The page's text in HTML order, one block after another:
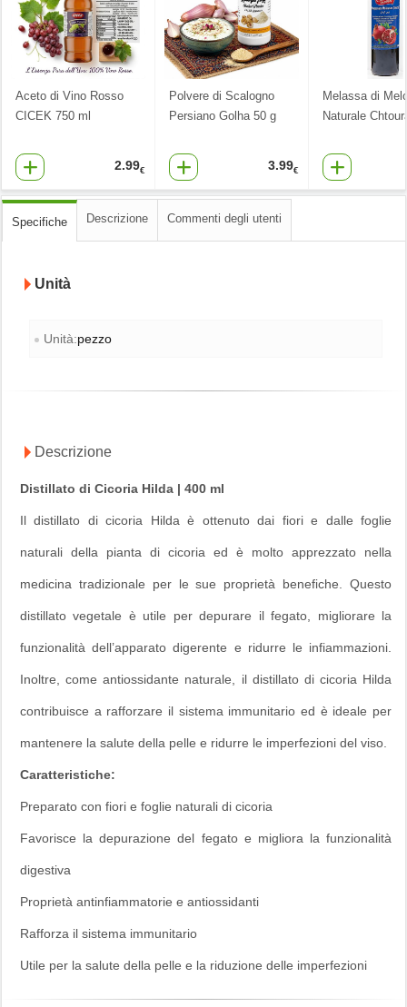
Aceto di Vino Rosso
CICEK 750 ml
2.99€
Polvere di Scalogno
Persiano Golha 50 g
3.99€
Melassa di
Naturale
Specifiche Descrizione Commenti degli utenti
Unità
Unità:pezzo
Descrizione
Distillato di Cicoria Hilda | 400 ml
Il distillato di cicoria Hilda è ottenuto dai fiori e dalle foglie
naturali della pianta di cicoria ed è molto apprezzato nella
medicina tradizionale per le sue proprietà benefiche. Questo
distillato vegetale è utile per depurare il fegato, migliorare la
funzionalità dell’apparato digerente e ridurre le infiammazioni.
Inoltre, come antiossidante naturale, il distillato di cicoria Hilda
contribuisce a rafforzare il sistema immunitario ed è ideale per
mantenere la salute della pelle e ridurre le imperfezioni del viso.
Caratteristiche:
Preparato con fiori e foglie naturali di cicoria
Favorisce la depurazione del fegato e migliora la funzionalità
digestiva
Proprietà antinfiammatorie e antiossidanti
Rafforza il sistema immunitario
Utile per la salute della pelle e la riduzione delle imperfezioni